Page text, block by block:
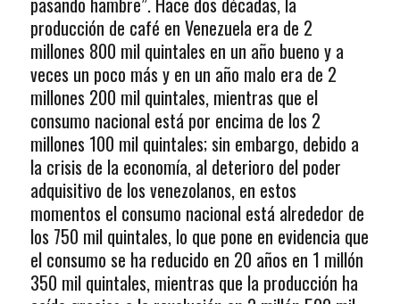
producción de café en Venezuela era de 2
millones 800 mil quintales en un año bueno y a
veces un poco más y en un año malo era de 2
millones 200 mil quintales, mientras que el
consumo nacional está por encima de los 2
millones 100 mil quintales; sin embargo, debido a
la crisis de la economía, al deterioro del poder
adquisitivo de los venezolanos, en estos
momentos el consumo nacional está alrededor de
los 750 mil quintales, lo que pone en evidencia que
el consumo se ha reducido en 20 años en 1 millón
350 mil quintales, mientras que la producción ha